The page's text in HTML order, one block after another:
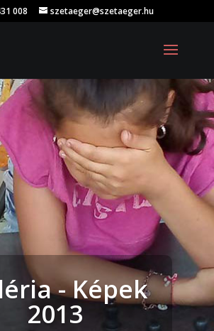
008 szetaeger@szetaeger.hu
- Képek
2013